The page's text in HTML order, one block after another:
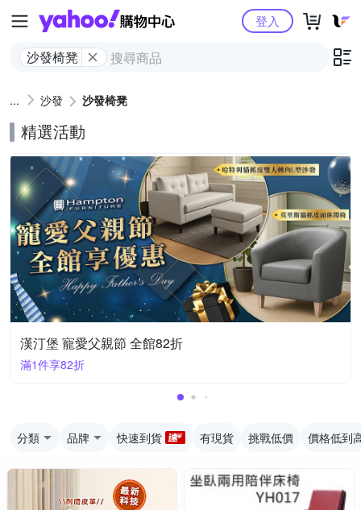
Yahoo購物中心
沙發椅凳
登入
沙發 沙發椅凳
精選活動
漢汀堡 寵愛父親節 全館82折
滿1件享82折
分類 品牌 快速到貨 有現貨 挑戰低價 價格低到